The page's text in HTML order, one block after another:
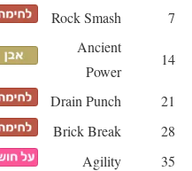
7
Rock Smash
14
Ancient
Power
21
Drain Punch
28
Brick Break
35
Agility